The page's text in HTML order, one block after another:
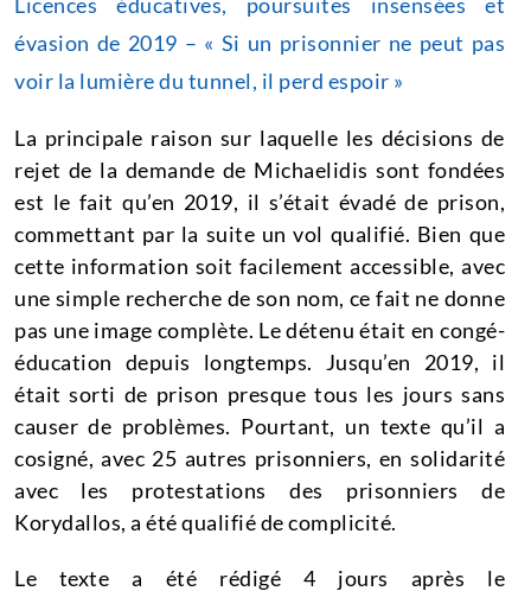
évasion de 2019 – « Si un prisonnier ne peut pas
voir la lumière du tunnel, il perd espoir »
La principale raison sur laquelle les décisions de
rejet de la demande de Michaelidis sont fondées
est le fait qu’en 2019, il s’était évadé de prison,
commettant par la suite un vol qualifié. Bien que
cette information soit facilement accessible, avec
une simple recherche de son nom, ce fait ne donne
pas une image complète. Le détenu était en congé-
éducation depuis longtemps. Jusqu’en 2019, il
était sorti de prison presque tous les jours sans
causer de problèmes. Pourtant, un texte qu’il a
cosigné, avec 25 autres prisonniers, en solidarité
avec les protestations des prisonniers de
Korydallos, a été qualifié de complicité.
Le texte a été rédigé 4 jours après le